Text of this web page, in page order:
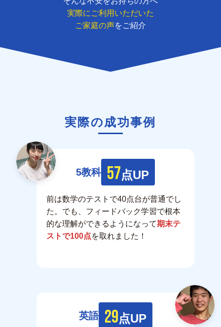
実際にご利用いただいた
ご家庭の声をご紹介
実際の成功事例
5教科 57点UP
前は数学のテストで40点台が普通でし
た。でも、フィードバック学習で根本
的な理解ができるようになって期末テ
ストで100点を取れました！
英語 29点UP